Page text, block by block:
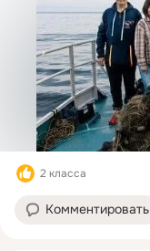
2 класса
Комментировать